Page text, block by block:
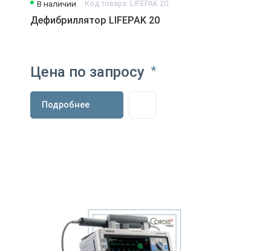
В наличии Код товара: LIFEPAK 20
Дефибриллятор LIFEPAK 20
Цена по запросу *
Подробнее